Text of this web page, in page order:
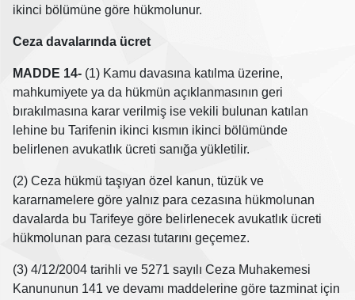
ikinci bölümüne göre hükmolunur.
Ceza davalarında ücret
MADDE 14-(1) Kamu davasına katılma üzerine,
mahkumiyete ya da hükmün açıklanmasının geri
bırakılmasına karar verilmiş ise vekili bulunan katılan
lehine bu Tarifenin ikinci kısmın ikinci bölümünde
belirlenen avukatlık ücreti sanığa yükletilir.
(2) Ceza hükmü taşıyan özel kanun, tüzük ve
kararnamelere göre yalnız para cezasına hükmolunan
davalarda bu Tarifeye göre belirlenecek avukatlık ücreti
hükmolunan para cezası tutarını geçemez.
(3) 4/12/2004 tarihli ve 5271 sayılı Ceza Muhakemesi
Kanununun 141 ve devamı maddelerine göre tazminat için